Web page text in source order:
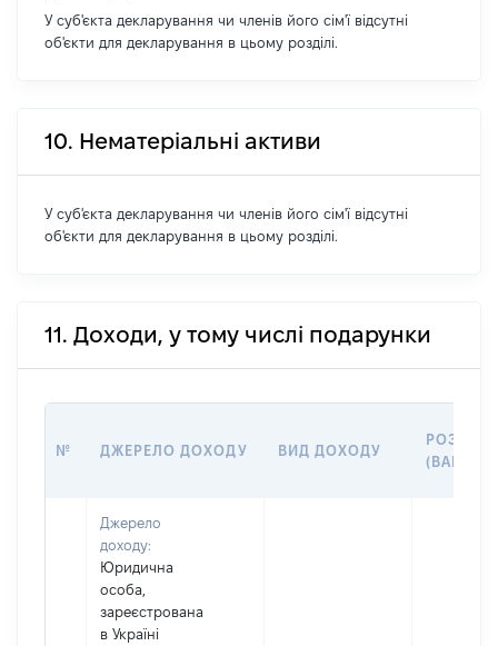
У суб'єкта декларування чи членів його сім'ї відсутні
об'єкти для декларування в цьому розділі.
10. Нематеріальні активи
У суб'єкта декларування чи членів його сім'ї відсутні
об'єкти для декларування в цьому розділі.
11. Доходи, у тому числі подарунки
№ ДЖЕРЕЛО ДОХОДУ ВИД ДОХОДУ
РОЗМІР
Джерело
доходу:
Юридична
особа,
зареєстрована
в Україні